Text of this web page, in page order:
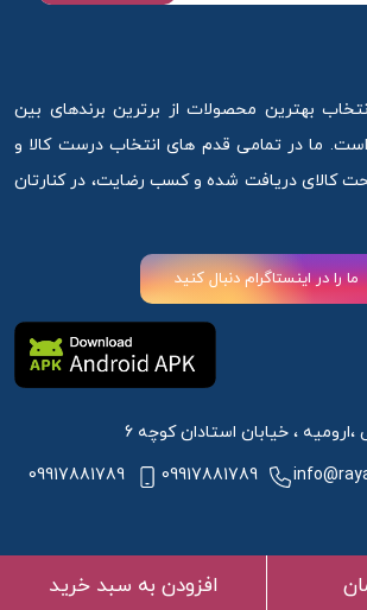
افزودن به سبد خرید
انتخاب بهترین محصولات از برترین برندهای بین
است. ما در تمامی قدم های انتخاب درست کالا و
کالای دریافت شده و کسب رضایت، در کنارتان
ما را در اینستاگرام دنبال کنید
، خیابان استادان کوچه 6
09917881789
09917881789
متعلق به سایت رایا میکاپ می
طراحی توسطآرمانیک | مشاوره تبلیغاتی
وب